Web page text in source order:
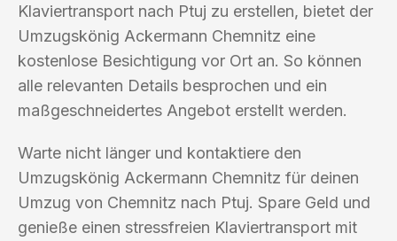
Klaviertransport nach Ptuj zu erstellen, bietet der
Umzugskönig Ackermann Chemnitz eine
kostenlose Besichtigung vor Ort an. So können
alle relevanten Details besprochen und ein
maßgeschneidertes Angebot erstellt werden.
Warte nicht länger und kontaktiere den
Umzugskönig Ackermann Chemnitz für deinen
Umzug von Chemnitz nach Ptuj. Spare Geld und
genieße einen stressfreien Klaviertransport mit